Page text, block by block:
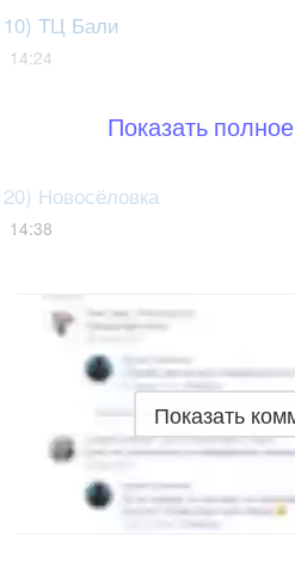
10) ТЦ Бали
14:24
Показать
20) Новосёловка
14:38
Показать